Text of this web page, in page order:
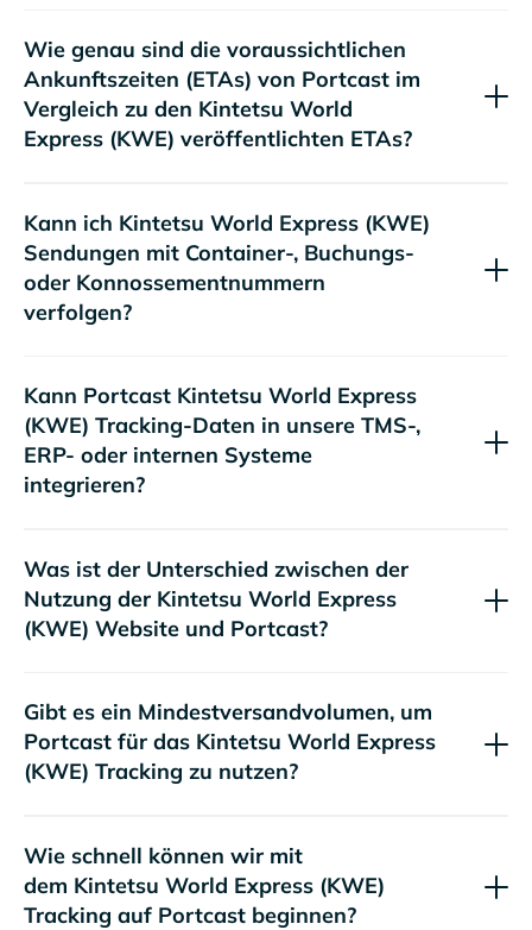
Wie genau sind die voraussichtlichen
Ankunftszeiten (ETAs) von Portcast im
Vergleich zu den
veröffentlichten ETAs?
Kann ich
Sendungen mit Container-, Buchungs-
oder Konnossementnummern
verfolgen?
Kann Portcast
Tracking-Daten in unsere TMS-,
ERP- oder internen Systeme
integrieren?
Was ist der Unterschied zwischen der
Nutzung der
Website und Portcast?
Gibt es ein Mindestversandvolumen, um
Portcast für das
Tracking zu nutzen?
Wie schnell können wir mit
dem
Tracking auf Portcast beginnen?